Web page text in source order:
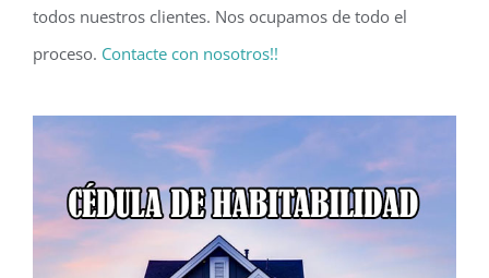
todos nuestros clientes. Nos ocupamos de todo el
proceso. Contacte con nosotros!!